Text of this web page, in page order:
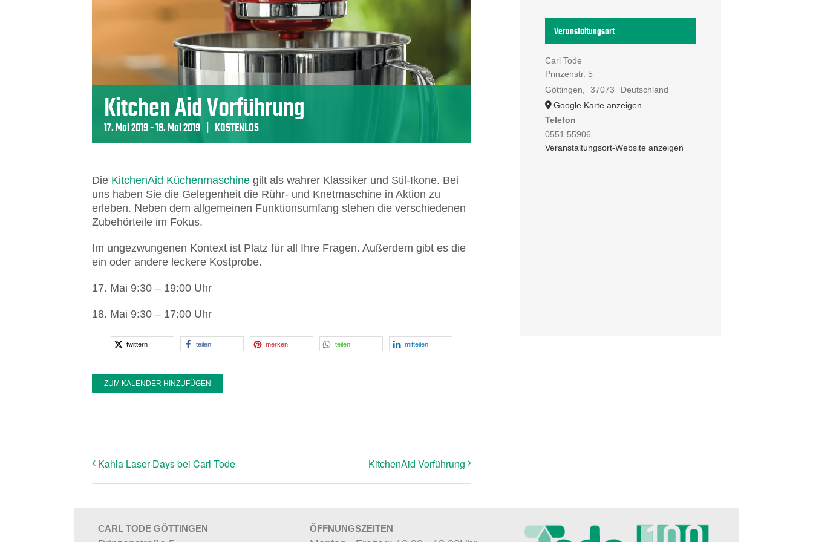
Kitchen Aid Vorführung
17. Mai 2019-18. Mai 2019 KOSTENLOS
Die KitchenAid Küchenmaschine gilt als wahrer Klassiker und Stil-Ikone. Bei
uns haben Sie die Gelegenheit die Rühr- und Knetmaschine in Aktion zu
erleben. Neben dem allgemeinen Funktionsumfang stehen die verschiedenen
Zubehörteile im Fokus.
Im ungezwungenen Kontext ist Platz für all Ihre Fragen. Außerdem gibt es die
ein oder andere leckere Kostprobe.
17. Mai 9:30 – 19:00 Uhr
18. Mai 9:30 – 17:00 Uhr
twittern teilen merken teilen mitteilen
ZUM KALENDER HINZUFÜGEN
Kahla Laser-Days bei Carl Tode KitchenAid Vorführung
Veranstaltungsort
Carl Tode
Prinzenstr. 5
Göttingen
37073
Deutschland
Google Karte anzeigen
Telefon
0551 55906
Veranstaltungsort-Website anzeigen
CARL TODE GÖTTINGEN ÖFFNUNGSZEITEN